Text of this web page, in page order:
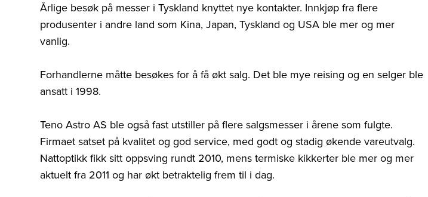
Årlige besøk på messer i Tyskland knyttet nye kontakter. Innkjøp fra flere
produsenter i andre land som Kina, Japan, Tyskland og USA ble mer og mer
vanlig.
Forhandlerne måtte besøkes for å få økt salg. Det ble mye reising og en selger ble
ansatt i 1998.
Teno Astro AS ble også fast utstiller på flere salgsmesser i årene som fulgte.
Firmaet satset på kvalitet og god service, med godt og stadig økende vareutvalg.
Nattoptikk fikk sitt oppsving rundt 2010, mens termiske kikkerter ble mer og mer
aktuelt fra 2011 og har økt betraktelig frem til i dag.